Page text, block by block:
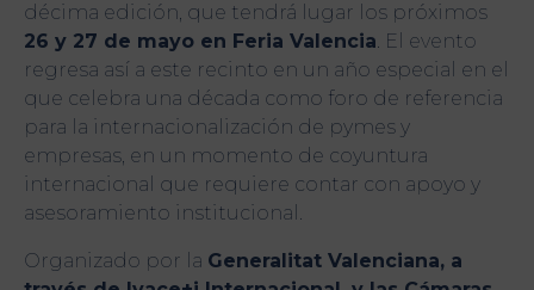
décima edición, que tendrá lugar los próximos
26 y 27 de mayo en Feria Valencia. El evento
regresa así a este recinto en un año especial en el
que celebra una década como foro de referencia
para la internacionalización de pymes y
empresas, en un momento de coyuntura
internacional que requiere contar con apoyo y
asesoramiento institucional.
Organizado por la Generalitat Valenciana, a